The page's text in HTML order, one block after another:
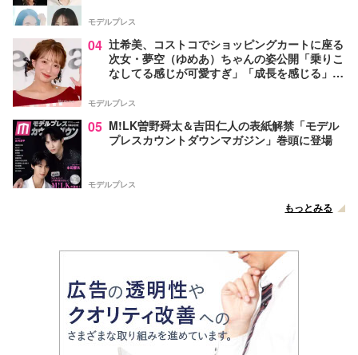
モデルプレス
04 辻希美、コストコでショッピングカートに座る
次女・夢空（ゆめあ）ちゃんの姿公開「乗りこ
なしてる感じが可愛すぎ」「成長を感じる」の
モデルプレス
05 M!LK曽野舜太＆吉田仁人の表紙解禁「モデル
プレスカウントダウンマガジン」巻頭に登場
モデルプレス
もっとみる